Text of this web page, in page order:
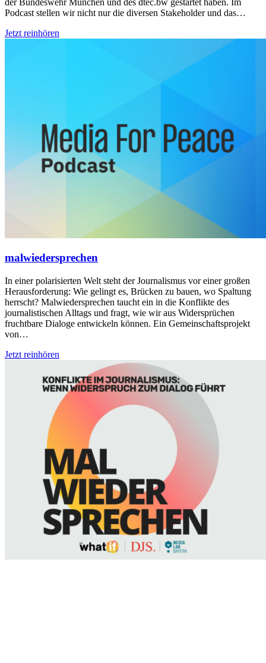
Podcast stellen wir nicht nur die diversen Stakeholder und das…
Jetzt reinhören
malwiedersprechen
In einer polarisierten Welt steht der Journalismus vor einer großen
Herausforderung: Wie gelingt es, Brücken zu bauen, wo Spaltung
herrscht? Malwiedersprechen taucht ein in die Konflikte des
journalistischen Alltags und fragt, wie wir aus Widersprüchen
fruchtbare Dialoge entwickeln können. Ein Gemeinschaftsprojekt
von…
Jetzt reinhören